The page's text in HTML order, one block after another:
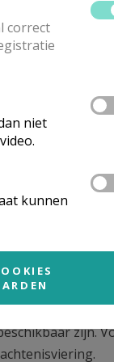
Samen
en
worden, om
Op een
in een
was,
zijn.
correct
niet
kunnen